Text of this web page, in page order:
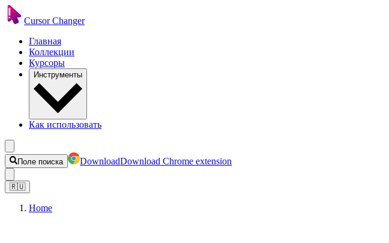
Cursor Changer
Главная
Коллекции
Курсоры
Инструменты
Как использовать
Поле поиска DownloadDownload Chrome extension
🇷🇺
Home